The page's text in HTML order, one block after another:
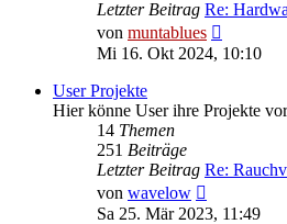
Letzter Beitrag Re:
von muntablues
Beitrag
Mi 16. Okt 2024, 10:10
User Projekte
Hier könne User ihre Projekte
14 Themen
251 Beiträge
Letzter Beitrag Re:
von wavelow
Beitrag
Sa 25. Mär 2023, 11:49